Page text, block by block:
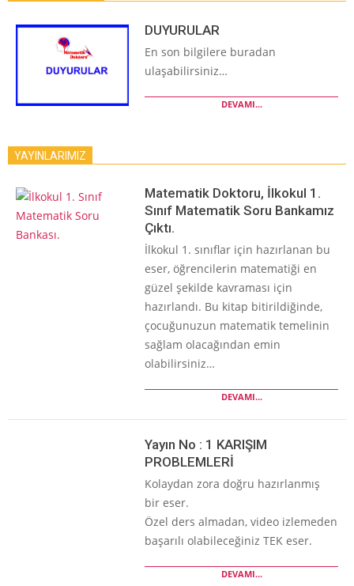
DUYURULAR
En son bilgilere buradan
ulaşabilirsiniz…
DEVAMI...
YAYINLARIMIZ
Matematik Doktoru, İlkokul 1.
Sınıf Matematik Soru Bankamız
Çıktı.
İlkokul 1. sınıflar için hazırlanan bu
eser, öğrencilerin matematiği en
güzel şekilde kavraması için
hazırlandı. Bu kitap bitirildiğinde,
çocuğunuzun matematik temelinin
sağlam olacağından emin
olabilirsiniz…
DEVAMI...
Yayın No : 1 KARIŞIM
PROBLEMLERİ
Kolaydan zora doğru hazırlanmış
bir eser.
Özel ders almadan, video izlemeden
başarılı olabileceğiniz TEK eser.
DEVAMI...